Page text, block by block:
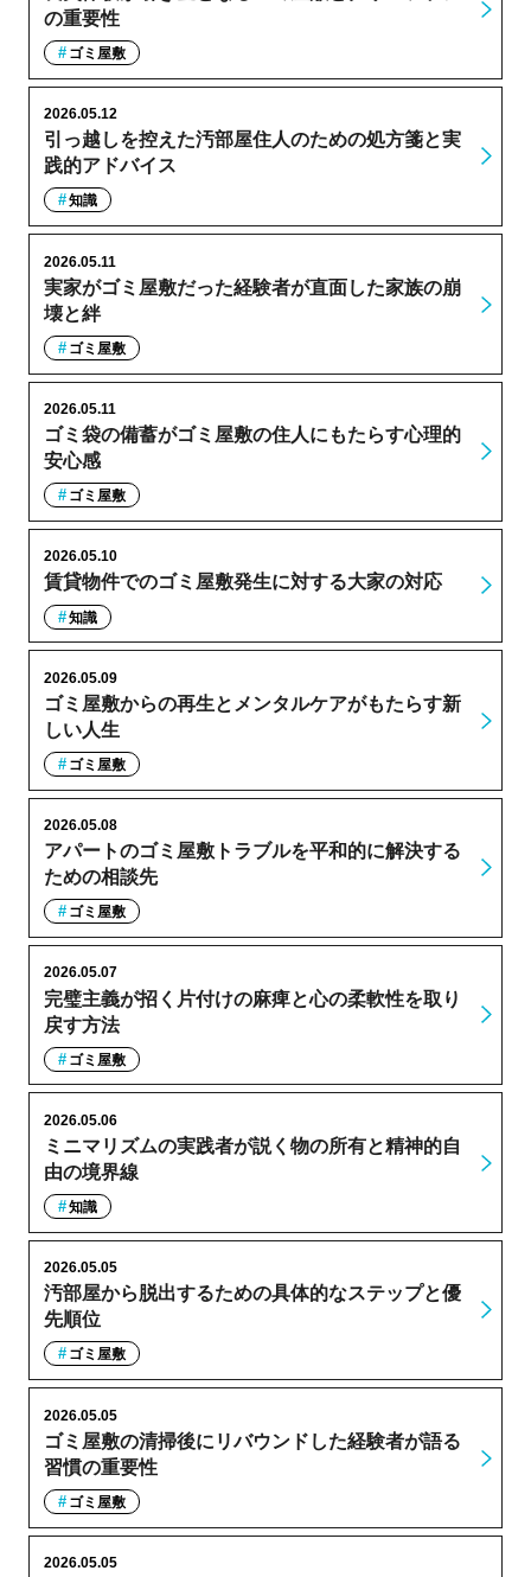
の重要性
ゴミ屋敷
引っ越しを控えた汚部屋住人のための処方箋と実
践的アドバイス
2026.05.12
知識
実家がゴミ屋敷だった経験者が直面した家族の崩
壊と絆
2026.05.11
ゴミ屋敷
ゴミ袋の備蓄がゴミ屋敷の住人にもたらす心理的
安心感
2026.05.11
ゴミ屋敷
賃貸物件でのゴミ屋敷発生に対する大家の対応
2026.05.10
知識
ゴミ屋敷からの再生とメンタルケアがもたらす新
しい人生
2026.05.09
ゴミ屋敷
アパートのゴミ屋敷トラブルを平和的に解決する
ための相談先
2026.05.08
ゴミ屋敷
完璧主義が招く片付けの麻痺と心の柔軟性を取り
戻す方法
2026.05.07
ゴミ屋敷
ミニマリズムの実践者が説く物の所有と精神的自
由の境界線
2026.05.06
知識
汚部屋から脱出するための具体的なステップと優
先順位
2026.05.05
ゴミ屋敷
ゴミ屋敷の清掃後にリバウンドした経験者が語る
習慣の重要性
2026.05.05
ゴミ屋敷
2026.05.05